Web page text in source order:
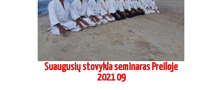
Suaugusių stovykla seminaras Preiloje
2021 09
2020 metai